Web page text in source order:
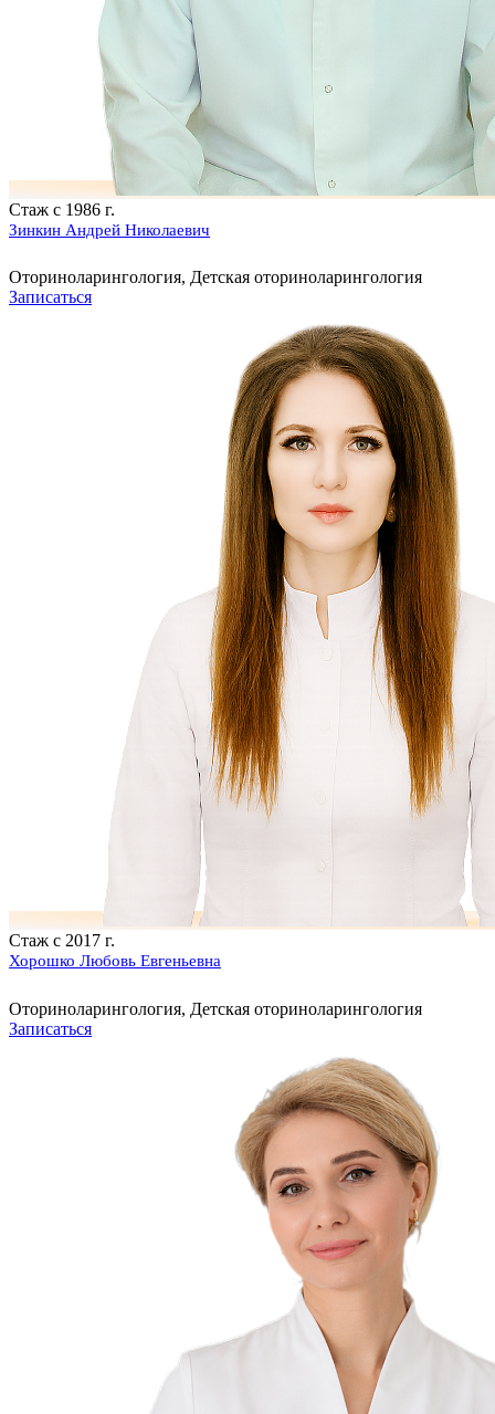
Стаж с 1986 г.
Зинкин Андрей Николаевич
Оториноларингология, Детская оториноларингология
Записаться
Стаж с 2017 г.
Хорошко Любовь Евгеньевна
Оториноларингология, Детская оториноларингология
Записаться